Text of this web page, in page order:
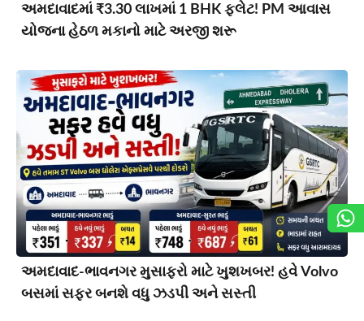
અમદાવાદમાં ₹3.30 લાખમાં 1 BHK ફ્લેટ! PM આવાસ
યોજના હેઠળ મકાનો માટે અરજી શરૂ
અમદાવાદ-ભાવનગર મુસાફરો માટે ખુશખબર! હવે Volvo
બસમાં સફર બનશે વધુ ઝડપી અને સસ્તી